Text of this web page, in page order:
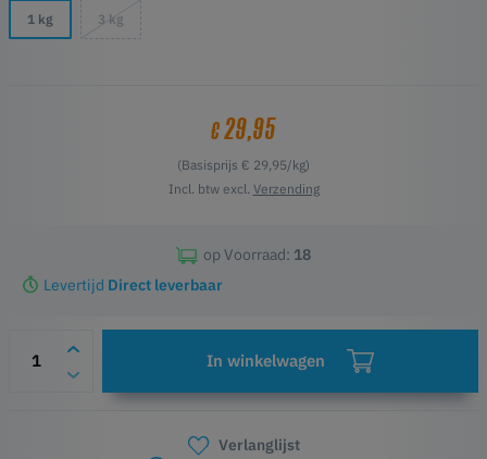
1 kg 3 kg
€29,95
(Basisprijs € 29,95/kg)
Incl. btw excl. Verzending
op Voorraad: 18
Levertijd Direct leverbaar
In winkelwagen
Verlanglijst